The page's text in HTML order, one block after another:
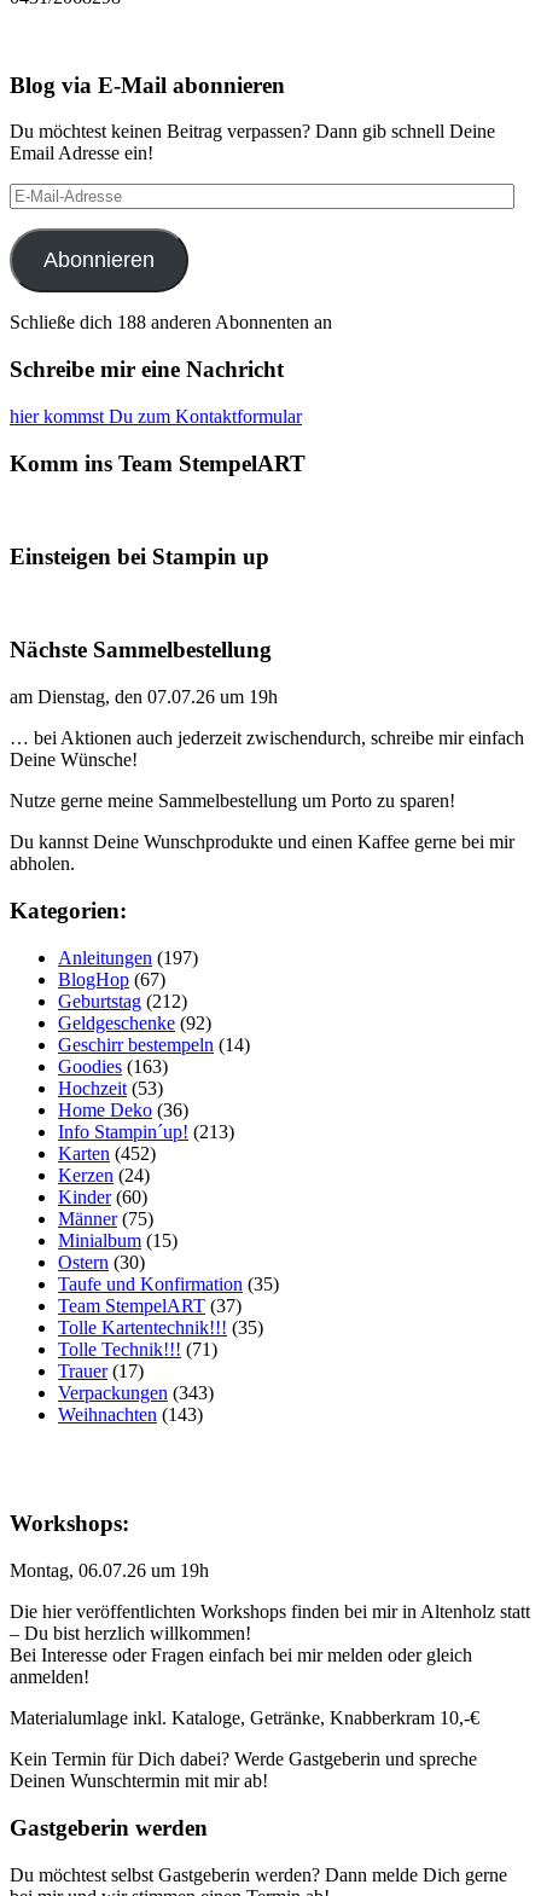
Blog via E-Mail abonnieren
Du möchtest keinen Beitrag verpassen? Dann gib schnell Deine
Email Adresse ein!
E-
Mail-
Adresse
Abonnieren
Schließe dich 188 anderen Abonnenten an
Schreibe mir eine Nachricht
hier kommst Du zum Kontaktformular
Komm ins Team StempelART
Einsteigen bei Stampin up
Nächste Sammelbestellung
am Dienstag, den 07.07.26 um 19h
… bei Aktionen auch jederzeit zwischendurch, schreibe mir einfach
Deine Wünsche!
Nutze gerne meine Sammelbestellung um Porto zu sparen!
Du kannst Deine Wunschprodukte und einen Kaffee gerne bei mir
abholen.
Kategorien:
Anleitungen (197)
BlogHop (67)
Geburtstag (212)
Geldgeschenke (92)
Geschirr bestempeln (14)
Goodies (163)
Hochzeit (53)
Home Deko (36)
Info Stampin´up! (213)
Karten (452)
Kerzen (24)
Kinder(60)
Männer(75)
Minialbum (15)
Ostern (30)
Taufe und Konfirmation (35)
Team StempelART (37)
Tolle Kartentechnik!!! (35)
Tolle Technik!!! (71)
Trauer(17)
Verpackungen (343)
Weihnachten (143)
Workshops:
Montag, 06.07.26 um 19h
Die hier veröffentlichten Workshops finden bei mir in Altenholz statt
– Du bist herzlich willkommen!
Bei Interesse oder Fragen einfach bei mir melden oder gleich
anmelden!
Materialumlage inkl. Kataloge, Getränke, Knabberkram 10,-€
Kein Termin für Dich dabei? Werde Gastgeberin und spreche
Deinen Wunschtermin mit mir ab!
Gastgeberin werden
Du möchtest selbst Gastgeberin werden? Dann melde Dich gerne